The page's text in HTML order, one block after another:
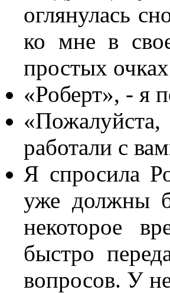
оглянулась
ко мне в
простых
«Роберт», - я
работали с
Я спросила
уже должны
некоторое
быстро
вопросов. У